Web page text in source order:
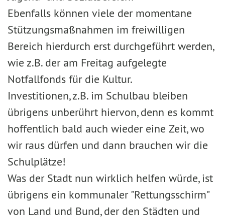
Ebenfalls können viele der momentane
Stützungsmaßnahmen im freiwilligen
Bereich hierdurch erst durchgeführt werden,
wie z.B. der am Freitag aufgelegte
Notfallfonds für die Kultur.
Investitionen, z.B. im Schulbau bleiben
übrigens unberührt hiervon, denn es kommt
hoffentlich bald auch wieder eine Zeit, wo
wir raus dürfen und dann brauchen wir die
Schulplätze!
Was der Stadt nun wirklich helfen würde, ist
übrigens ein kommunaler "Rettungsschirm"
von Land und Bund, der den Städten und